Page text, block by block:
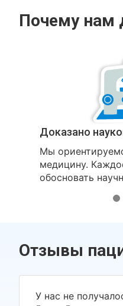
Почему нам
Доказано
Мы
медицину.
обосновать
Отзывы
У нас не